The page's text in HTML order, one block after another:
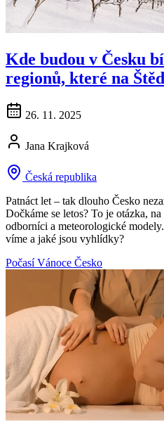
Kde budou v Česku
regionů, které na
26. 11. 2025
Jana Krajková
Česká republika
Patnáct let – tak dlouho Česko
Dočkáme se letos? To je otázka,
odborníci a meteorologické
víme a jaké jsou vyhlídky?
Počasí Vánoce Česko